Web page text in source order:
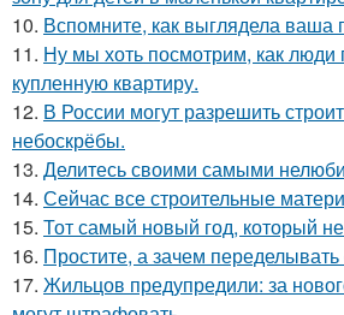
10. Вспомните, как выглядела ваша
11. Ну мы хоть посмотрим, как
купленную квартиру.
12. В России могут разрешить
небоскрёбы.
13. Делитесь своими самыми
14. Сейчас все строительные
15. Тот самый новый год, который
16. Простите, а зачем
17. Жильцов предупредили: за